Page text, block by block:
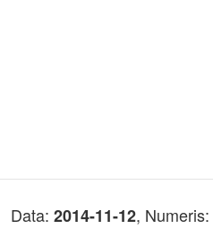
Data: 2014-11-12, Numeris: